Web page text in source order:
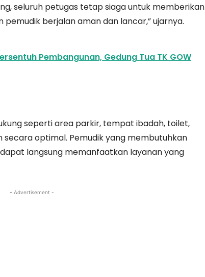
seluruh petugas tetap siaga untuk memberikan
berjalan aman dan lancar,” ujarnya.
Pembangunan, Gedung Tua TK GOW
seperti area parkir, tempat ibadah, toilet,
secara optimal. Pemudik yang membutuhkan
langsung memanfaatkan layanan yang
- Advertisement -